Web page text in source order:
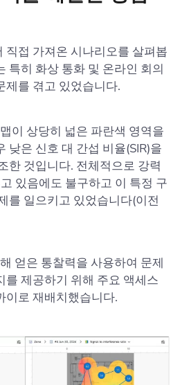
직접 가져온 시나리오를 살펴봅
특히 화상 통화 및 온라인 회의
제를 겪고 있었습니다.
이 상당히 넓은 파란색 영역을
낮은 신호 대 간섭 비율(SIR)을
한 것입니다. 전체적으로 강력
있음에도 불구하고 이 특정 구
를 일으키고 있었습니다(이전
얻은 통찰력을 사용하여 문제
를 제공하기 위해 주요 액세스
이로 재배치했습니다.